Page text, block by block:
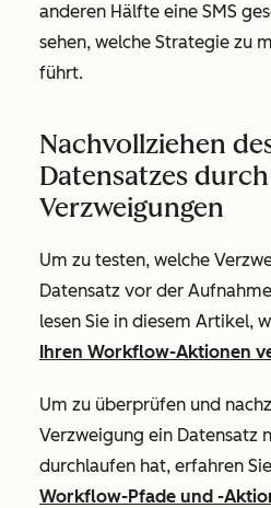
anderen Hälfte eine SMS
sehen, welche Strategie zu
führt.
Nachvollziehen
Datensatzes
Verzweigungen
Um zu testen, welche
Datensatz vor der
lesen Sie in diesem Artikel,
Ihren Workflow-Aktionen
Um zu überprüfen und
Verzweigung ein Datensatz
durchlaufen hat, erfahren
Workflow-Pfade und -